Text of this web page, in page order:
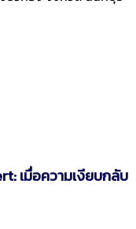
เมื่อความเงียบกลับ